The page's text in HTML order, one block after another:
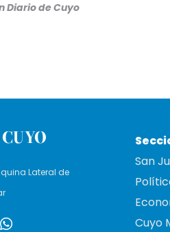
Diario de Cuyo
Lateral de
San
Cuyo